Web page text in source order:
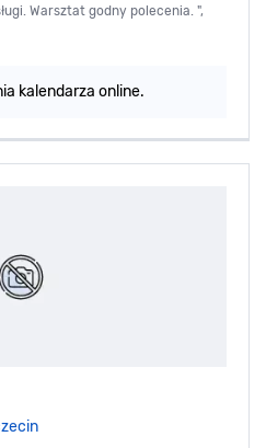
Warsztat godny polecenia. ",
kalendarza online.